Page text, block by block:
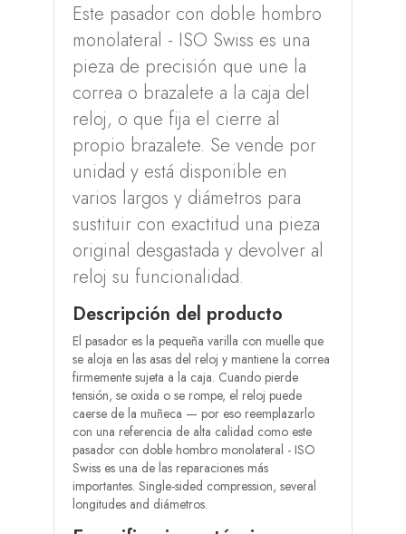
Este pasador con doble hombro
monolateral - ISO Swiss es una
pieza de precisión que une la
correa o brazalete a la caja del
reloj, o que fija el cierre al
propio brazalete. Se vende por
unidad y está disponible en
varios largos y diámetros para
sustituir con exactitud una pieza
original desgastada y devolver al
reloj su funcionalidad.
Descripción del producto
El pasador es la pequeña varilla con muelle que
se aloja en las asas del reloj y mantiene la correa
firmemente sujeta a la caja. Cuando pierde
tensión, se oxida o se rompe, el reloj puede
caerse de la muñeca — por eso reemplazarlo
con una referencia de alta calidad como este
pasador con doble hombro monolateral - ISO
Swiss es una de las reparaciones más
importantes. Single-sided compression, several
longitudes and diámetros.